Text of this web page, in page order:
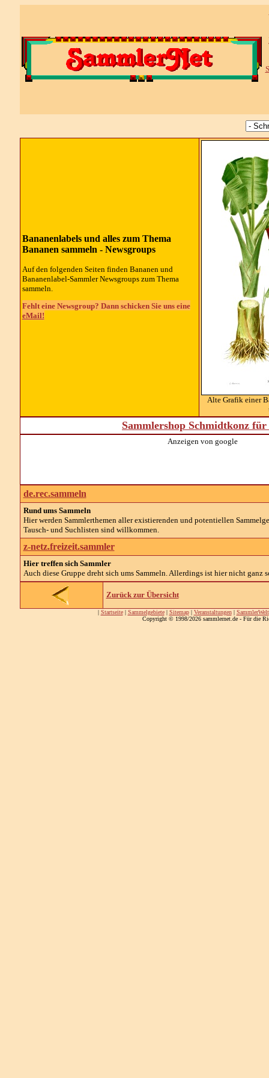
Bananenlabels und alles zum Thema
Bananen sammeln - Newsgroups
Auf den folgenden Seiten finden Bananen und
Bananenlabel-Sammler Newsgroups zum Thema
sammeln.
Fehlt eine Newsgroup? Dann schicken Sie uns eine
eMail!
Alte Grafik einer
Sammlershop Schmidtkonz
Anzeigen von google
de.rec.sammeln
Rund ums Sammeln
Hier werden Sammlerthemen aller existierenden und potentiellen
Tausch- und Suchlisten sind willkommen.
z-netz.freizeit.sammler
Hier treffen sich Sammler
Auch diese Gruppe dreht sich ums Sammeln. Allerdings ist hier nicht ganz
Zurück zur Übersicht
| Startseite| Sammelgebiete| Sitemap| Veranstaltungen| SammlerWelt
Copyright © 1998/2026 sammlernet.de - Für die